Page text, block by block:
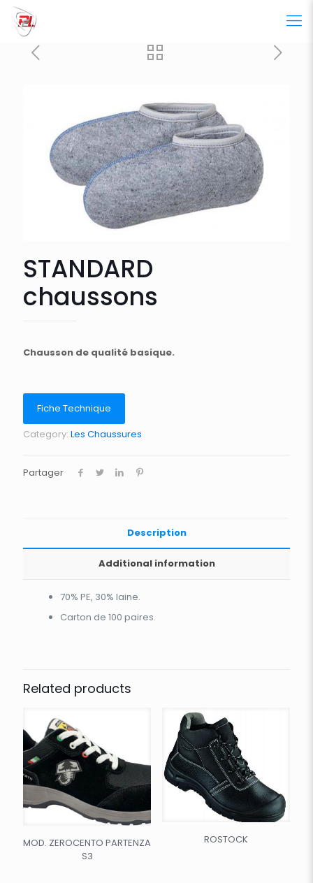
STANDARD
chaussons
Chausson de qualité basique.
Fiche Technique
Category: Les Chaussures
Partager
Description
Additional information
70% PE, 30% laine.
Carton de 100 paires.
Related products
MOD. ZEROCENTO PARTENZA
S3
ROSTOCK